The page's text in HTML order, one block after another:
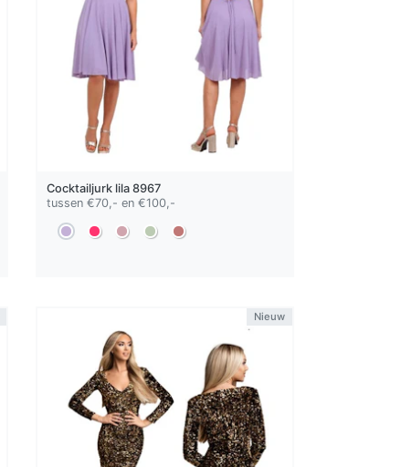
Cocktailjurk lila 8967
tussen €70,- en €100,-
Nieuw